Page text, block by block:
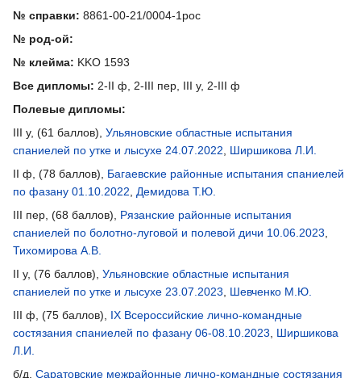
№ справки: 8861-00-21/0004-1рос
№ род-ой:
№ клейма: KKO 1593
Все дипломы: 2-II ф, 2-III пер, III у, 2-III ф
Полевые дипломы:
III у, (61 баллов), Ульяновские областные испытания
спаниелей по утке и лысухе 24.07.2022
Ширшикова Л.И.
II ф, (78 баллов), Багаевские районные испытания спаниелей
по фазану 01.10.2022
Демидова Т.Ю.
III пер, (68 баллов), Рязанские районные испытания
спаниелей по болотно-луговой и полевой дичи 10.06.2023
Тихомирова А.В.
II у, (76 баллов), Ульяновские областные испытания
спаниелей по утке и лысухе 23.07.2023
Шевченко М.Ю.
III ф, (75 баллов), IX Всероссийские лично-командные
состязания спаниелей по фазану 06-08.10.2023
Ширшикова
Л.И.
б/д, Саратовские межрайонные лично-командные состязания